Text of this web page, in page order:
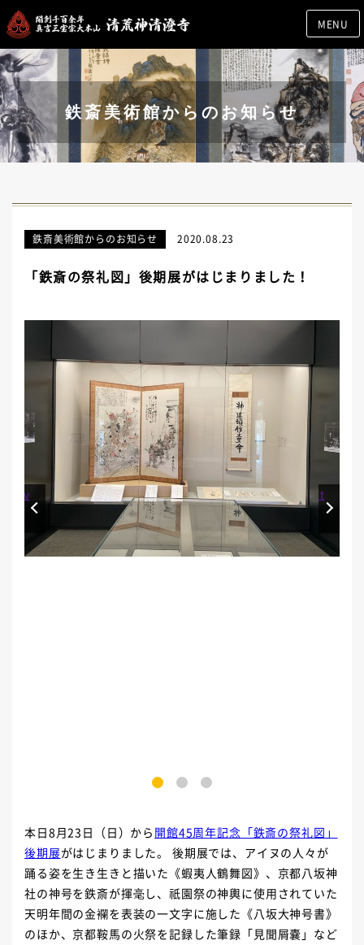
MENU
鉄斎美術館からのお知らせ
鉄斎美術館からのお知らせ 2020.08.23
「鉄斎の祭礼図」後期展がはじまりました！
3
Prev Next
本日8月23日（日）から 開館45周年記念「鉄斎の祭礼図」
後期展がはじまりました。 後期展では、アイヌの人々が
踊る姿を生き生きと描いた《蝦夷人鶴舞図》、京都八坂神
社の神号を鉄斎が揮毫し、祇園祭の神輿に使用されていた
天明年間の金襴を表装の一文字に施した《八坂大神号書》
のほか、京都鞍馬の火祭を記録した筆録「見聞屑嚢」など